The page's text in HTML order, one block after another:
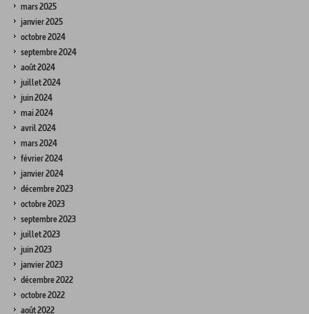
mars 2025
janvier 2025
octobre 2024
septembre 2024
août 2024
juillet 2024
juin 2024
mai 2024
avril 2024
mars 2024
février 2024
janvier 2024
décembre 2023
octobre 2023
septembre 2023
juillet 2023
juin 2023
janvier 2023
décembre 2022
octobre 2022
août 2022